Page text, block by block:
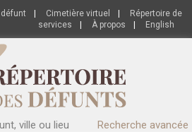
Cimetière virtuel
Répertoire de
services
À propos English
ville ou lieu Recherche avancée